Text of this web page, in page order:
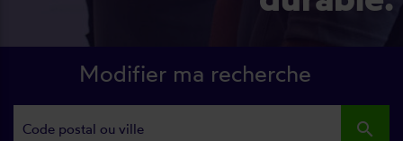
Modifier ma recherche
search